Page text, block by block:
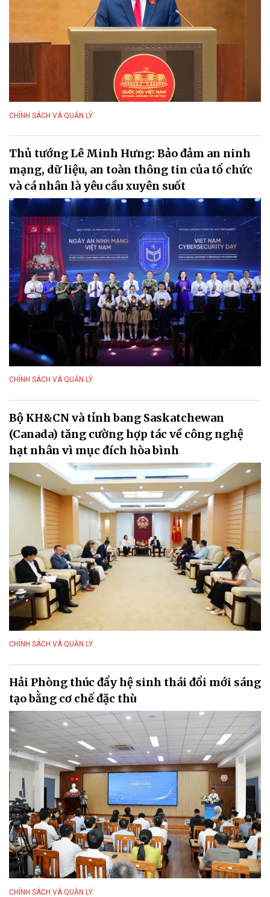
CHÍNH SÁCH VÀ QUẢN LÝ
Thủ tướng Lê Minh Hưng: Bảo đảm an ninh
mạng, dữ liệu, an toàn thông tin của tổ chức
và cá nhân là yêu cầu xuyên suốt
CHÍNH SÁCH VÀ QUẢN LÝ
Bộ KH&CN và tỉnh bang Saskatchewan
(Canada) tăng cường hợp tác về công nghệ
hạt nhân vì mục đích hòa bình
CHÍNH SÁCH VÀ QUẢN LÝ
Hải Phòng thúc đẩy hệ sinh thái đổi mới sáng
tạo bằng cơ chế đặc thù
CHÍNH SÁCH VÀ QUẢN LÝ